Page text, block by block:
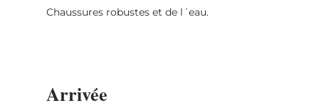
Chaussures robustes et de l´eau.
Arrivée